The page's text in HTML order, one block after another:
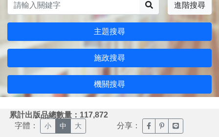
進階搜尋
主題搜尋
施政搜尋
機關搜尋
累計出版品總數量：117,872
字體： 小 中 大 分享： 臉書分享(另開新視窗)
噗浪分享(另開新
Line分享(另